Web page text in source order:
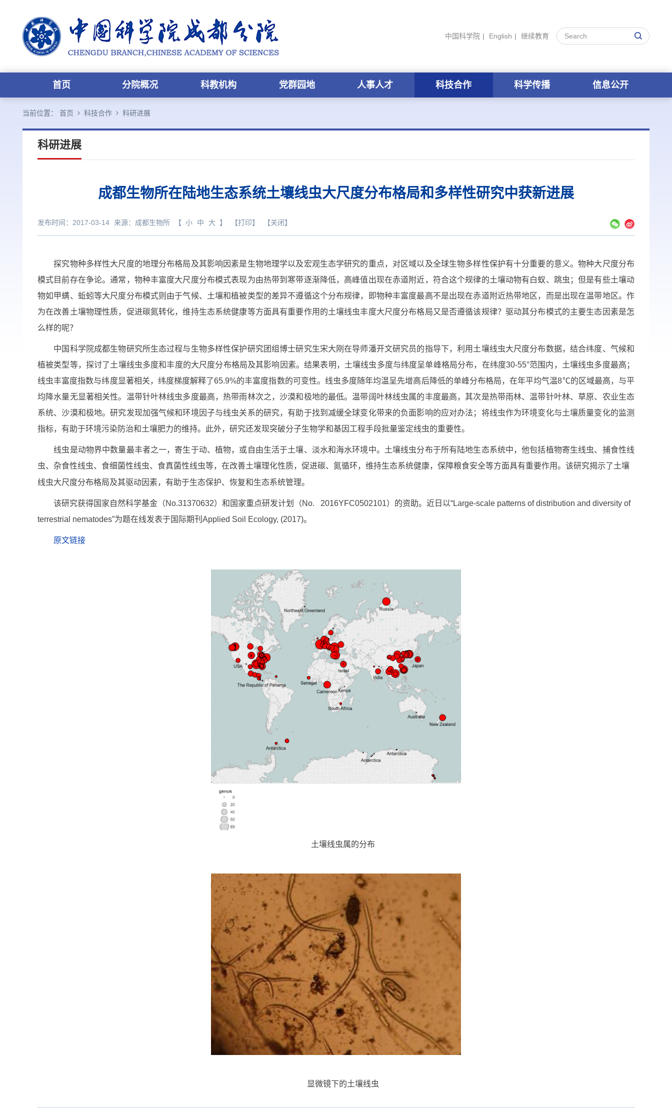
中国科学院 | English | 继续教育
首页 分院概况 科教机构 党群园地 人事人才 科技合作 科学传播 信息公开
当前位置： 首页 科技合作 科研进展
科研进展
成都生物所在陆地生态系统土壤线虫大尺度分布格局和多样性研究中获新进展
发布时间：2017-03-14 来源： 成都生物所 【 小 中 大 】 【打印】 【关闭】
探究物种多样性大尺度的地理分布格局及其影响因素是生物地理学以及宏观生态学研究的重点，对区域以及全球生物多样性保护有十分重要的意义。物种大尺度分布
模式目前存在争论。通常，物种丰富度大尺度分布模式表现为由热带到寒带逐渐降低，高峰值出现在赤道附近，符合这个规律的土壤动物有白蚁、跳虫；但是有些土壤动
物如甲螨、蚯蚓等大尺度分布模式则由于气候、土壤和植被类型的差异不遵循这个分布规律，即物种丰富度最高不是出现在赤道附近热带地区，而是出现在温带地区。作
为在改善土壤物理性质，促进碳氮转化，维持生态系统健康等方面具有重要作用的土壤线虫丰度大尺度分布格局又是否遵循该规律？驱动其分布模式的主要生态因素是怎
么样的呢？
中国科学院成都生物研究所生态过程与生物多样性保护研究团组博士研究生宋大刚在导师潘开文研究员的指导下，利用土壤线虫大尺度分布数据，结合纬度、气候和
植被类型等，探讨了土壤线虫多度和丰度的大尺度分布格局及其影响因素。结果表明，土壤线虫多度与纬度呈单峰格局分布，在纬度30-55°范围内，土壤线虫多度最高；
线虫丰富度指数与纬度显著相关，纬度梯度解释了65.9%的丰富度指数的可变性。线虫多度随年均温呈先增高后降低的单峰分布格局，在年平均气温8℃的区域最高，与平
均降水量无显著相关性。温带针叶林线虫多度最高，热带雨林次之，沙漠和极地的最低。温带阔叶林线虫属的丰度最高，其次是热带雨林、温带针叶林、草原、农业生态
系统、沙漠和极地。研究发现加强气候和环境因子与线虫关系的研究，有助于找到减缓全球变化带来的负面影响的应对办法；将线虫作为环境变化与土壤质量变化的监测
指标，有助于环境污染防治和土壤肥力的维持。此外，研究还发现突破分子生物学和基因工程手段批量鉴定线虫的重要性。
线虫是动物界中数量最丰者之一，寄生于动、植物，或自由生活于土壤、淡水和海水环境中。土壤线虫分布于所有陆地生态系统中，他包括植物寄生线虫、捕食性线
虫、杂食性线虫、食细菌性线虫、食真菌性线虫等，在改善土壤理化性质，促进碳、氮循环，维持生态系统健康，保障粮食安全等方面具有重要作用。该研究揭示了土壤
线虫大尺度分布格局及其驱动因素，有助于生态保护、恢复和生态系统管理。
该研究获得国家自然科学基金（No.31370632）和国家重点研发计划（No. 2016YFC0502101）的资助。近日以“Large-scale patterns of distribution and diversity of
terrestrial nematodes”为题在线发表于国际期刊Applied Soil Ecology, (2017)。
原文链接
土壤线虫属的分布
显微镜下的土壤线虫